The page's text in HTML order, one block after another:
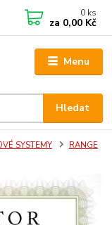
Menu
Hledat
0 ks
za 0,00 Kč
SYSTEMY
RANGE